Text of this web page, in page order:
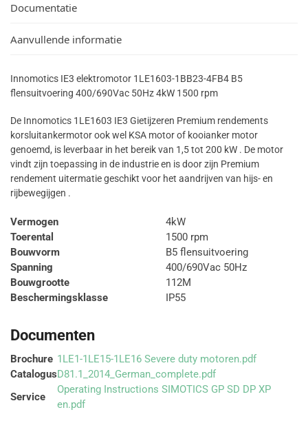
Documentatie
Aanvullende informatie
Innomotics IE3 elektromotor 1LE1603-1BB23-4FB4 B5
flensuitvoering 400/690Vac 50Hz 4kW 1500 rpm
De Innomotics 1LE1603 IE3 Gietijzeren Premium rendements
korsluitankermotor ook wel KSA motor of kooianker motor
genoemd, is leverbaar in het bereik van 1,5 tot 200 kW . De motor
vindt zijn toepassing in de industrie en is door zijn Premium
rendement uitermatie geschikt voor het aandrijven van hijs- en
rijbewegijgen .
Vermogen
4kW
Toerental
1500 rpm
Bouwvorm
B5 flensuitvoering
Spanning
400/690Vac 50Hz
Bouwgrootte
112M
Beschermingsklasse
IP55
Documenten
Brochure 1LE1-1LE15-1LE16 Severe duty motoren.pdf
CatalogusD81.1_2014_German_complete.pdf
Service
Operating Instructions SIMOTICS GP SD DP XP
en.pdf